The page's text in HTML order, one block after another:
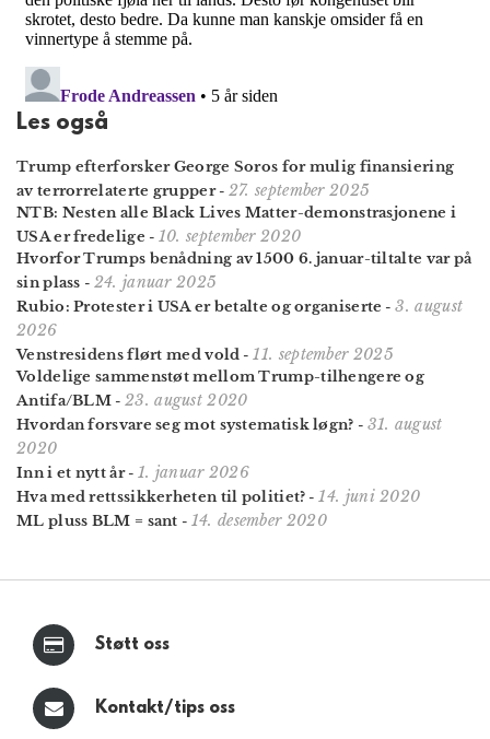
Les også
Trump efter­forsker George Soros for mulig finansiering
av terror­relaterte grupper- 27. september 2025
NTB: Nesten alle Black Lives Matter-demonstrasjonene i
USA er fredelige - 10. september 2020
Hvorfor Trumps benådning av 1500 6. januar-tiltalte var på
sin plass - 24. januar 2025
Rubio: Protester i USA er betalte og organiserte -3. august
2026
Venstresidens flørt med vold -11. september 2025
Voldelige sammenstøt mellom Trump-tilhengere og
Antifa/BLM - 23. august 2020
Hvordan forsvare seg mot systematisk løgn? - 31. august
2020
Inn i et nytt år- 1. januar 2026
Hva med rettssikkerheten til politiet? -14. juni 2020
ML pluss BLM = sant - 14. desember 2020
Støtt oss
Kontakt/tips oss